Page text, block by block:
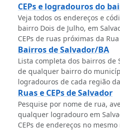
CEPs e logradouros do
Veja todos os endereços e
bairro Dois de Julho, em
CEPs de ruas próximas da
Bairros de Salvador/BA
Lista completa dos bairros de
de qualquer bairro do
logradouros de cada região
Ruas e CEPs de Salvador
Pesquise por nome de rua,
qualquer logradouro em
CEPs de endereços no